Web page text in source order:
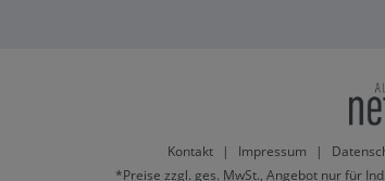
Kontakt | Impressum |
*Preise zzgl. ges. MwSt., Angebot nur für